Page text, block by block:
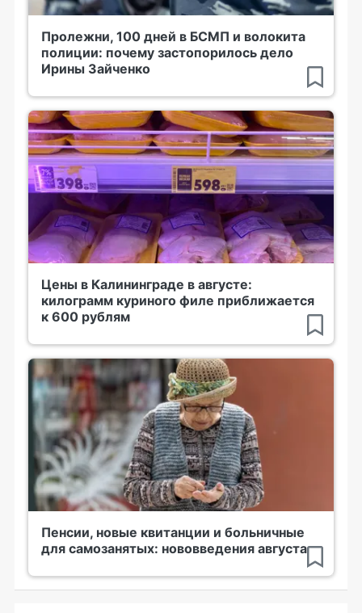
Пролежни, 100 дней в БСМП и волокита
полиции: почему застопорилось дело
Ирины Зайченко
Цены в Калининграде в августе:
килограмм куриного филе приближается
к 600 рублям
Пенсии, новые квитанции и больничные
для самозанятых: нововведения августа